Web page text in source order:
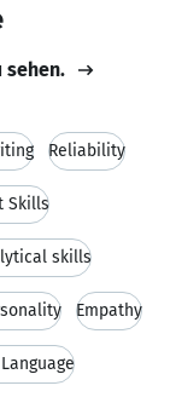
sehen.
Reliability
Skills
skills
Empathy